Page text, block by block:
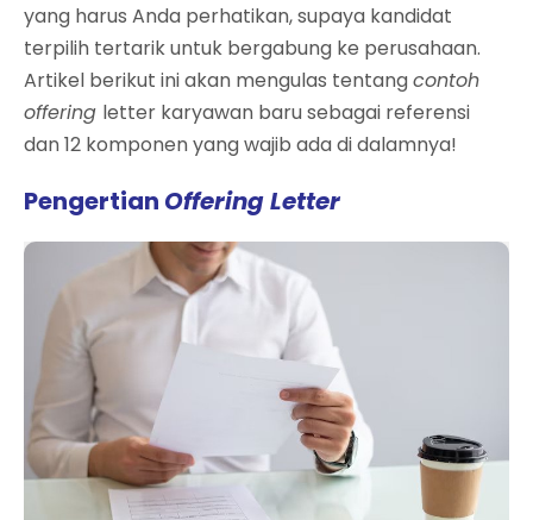
yang harus Anda perhatikan, supaya kandidat
terpilih tertarik untuk bergabung ke perusahaan.
Artikel berikut ini akan mengulas tentangcontoh
offering letter karyawan baru sebagai referensi
dan 12 komponen yang wajib ada di dalamnya!
Pengertian Offering Letter